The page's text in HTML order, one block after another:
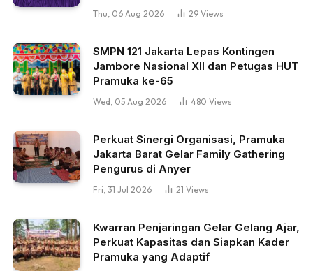
Thu, 06 Aug 2026 29 Views
SMPN 121 Jakarta Lepas Kontingen
Jambore Nasional XII dan Petugas HUT
Pramuka ke-65
Wed, 05 Aug 2026 480 Views
Perkuat Sinergi Organisasi, Pramuka
Jakarta Barat Gelar Family Gathering
Pengurus di Anyer
Fri, 31 Jul 2026 21 Views
Kwarran Penjaringan Gelar Gelang Ajar,
Perkuat Kapasitas dan Siapkan Kader
Pramuka yang Adaptif